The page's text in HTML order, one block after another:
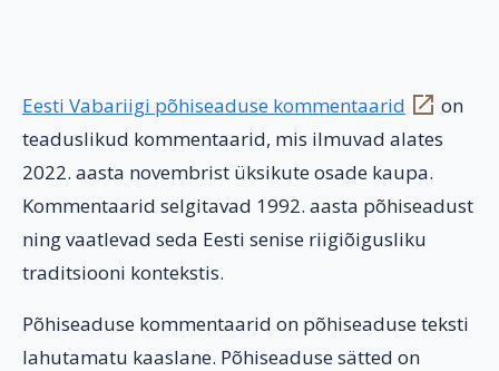
Eesti Vabariigi põhiseaduse kommentaarid
on
teaduslikud kommentaarid, mis ilmuvad alates
2022. aasta novembrist üksikute osade kaupa.
Kommentaarid selgitavad 1992. aasta põhiseadust
ning vaatlevad seda Eesti senise riigiõigusliku
traditsiooni kontekstis.
Põhiseaduse kommentaarid on põhiseaduse teksti
lahutamatu kaaslane. Põhiseaduse sätted on